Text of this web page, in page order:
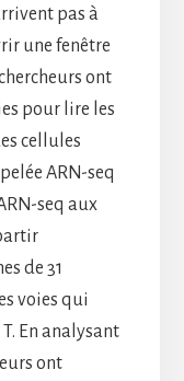
pas à
une fenêtre
ont
pour lire les
cellules
ARN-seq
seq aux
de 31
voies qui
En analysant
ont